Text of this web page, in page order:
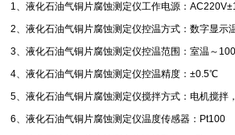
1、液化石油气铜片腐蚀测定仪工作电源：
2、液化石油气铜片腐蚀测定仪控温方式：数字显示
3、液化石油气铜片腐蚀测定仪控温范围：室温～
4、液化石油气铜片腐蚀测定仪控温精度：±0.5℃
5、液化石油气铜片腐蚀测定仪搅拌方式：电机搅拌
6、液化石油气铜片腐蚀测定仪温度传感器：Pt100